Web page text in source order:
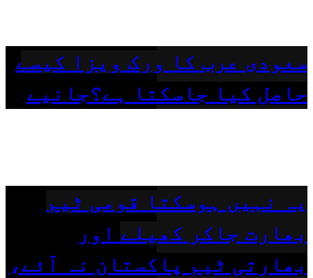
سعودی عرب کا ورک ویزا کیسے
حاصل کیا جاسکتا ہے؟جانیے
یہ نہیں ہوسکتا قومی ٹیم
بھارت جاکر کھیلے اور
بھارتی ٹیم پاکستان نہ آئے،